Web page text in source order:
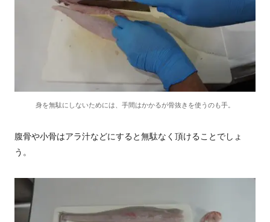
身を無駄にしないためには、手間はかかるが骨抜きを使うのも手。
腹骨や小骨はアラ汁などにすると無駄なく頂けることでしょ
う。